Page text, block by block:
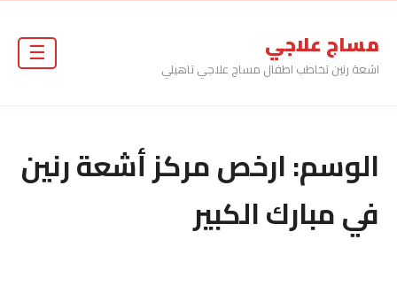
مساج علاجي
اشعة رنين تخاطب اطفال مساج علاجي تاهيلي
الوسم:ارخص مركز أشعة رنين
في مبارك الكبير